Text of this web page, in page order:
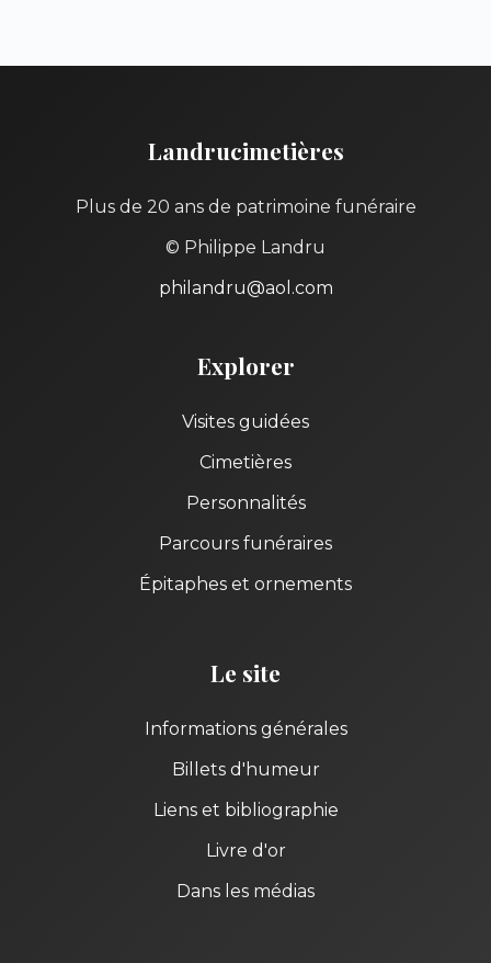
Landrucimetières
Plus de 20 ans de patrimoine funéraire
© Philippe Landru
philandru@aol.com
Explorer
Visites guidées
Cimetières
Personnalités
Parcours funéraires
Épitaphes et ornements
Le site
Informations générales
Billets d'humeur
Liens et bibliographie
Livre d'or
Dans les médias